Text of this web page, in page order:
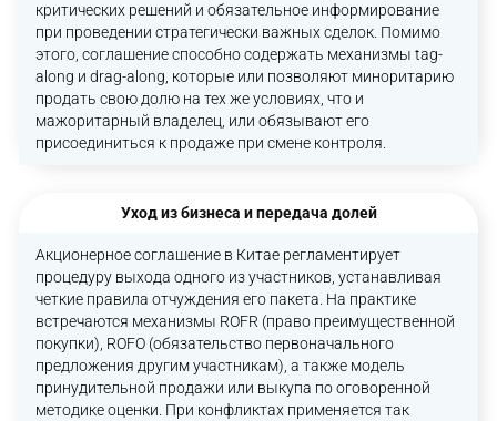
критических решений и обязательное информирование
при проведении стратегически важных сделок. Помимо
этого, соглашение способно содержать механизмы tag-
along и drag-along, которые или позволяют миноритарию
продать свою долю на тех же условиях, что и
мажоритарный владелец, или обязывают его
присоединиться к продаже при смене контроля.
Уход из бизнеса и передача долей
Акционерное соглашение в Китае регламентирует
процедуру выхода одного из участников, устанавливая
четкие правила отчуждения его пакета. На практике
встречаются механизмы ROFR (право преимущественной
покупки), ROFO (обязательство первоначального
предложения другим участникам), а также модель
принудительной продажи или выкупа по оговоренной
методике оценки. При конфликтах применяется так